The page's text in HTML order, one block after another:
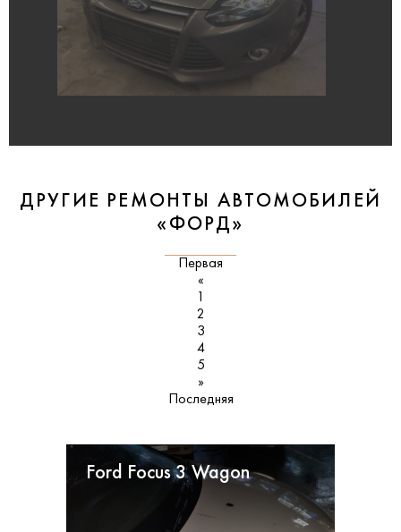
ДРУГИЕ РЕМОНТЫ АВТОМОБИЛЕЙ
«ФОРД»
Первая
«
1
2
3
4
5
»
Последняя
Ford Focus 3 Wagon